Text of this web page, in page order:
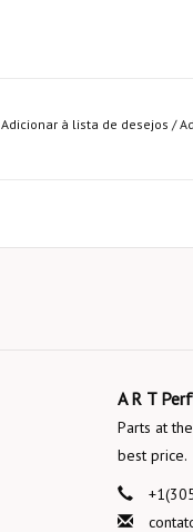
Adicionar à lista de desejos /
A R T
Parts at
best price.